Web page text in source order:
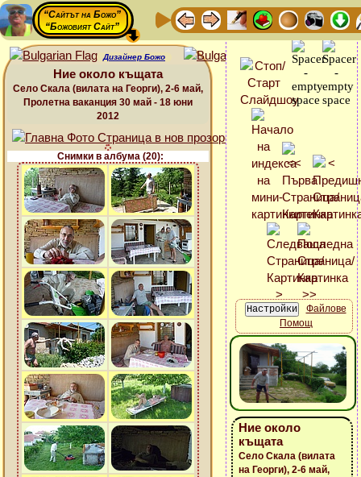
“Сайтът на Божо”
“Божовият Сайт”
Дизайнер Божо
Ние около къщата
Село Скала (вилата на Георги), 2-6 май,
Пролетна ваканция 30 май - 18 юни
2012
Снимки в албума (20):
Файлове
Помощ
Ние около
къщата
Село Скала (вилата
на Георги), 2-6 май,